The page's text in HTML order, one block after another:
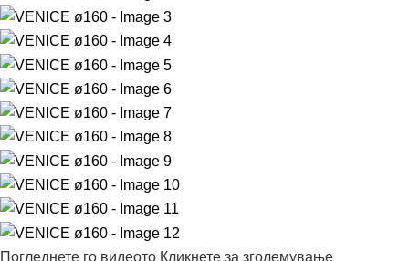
Погледнете го видеото Кликнете за зголемување